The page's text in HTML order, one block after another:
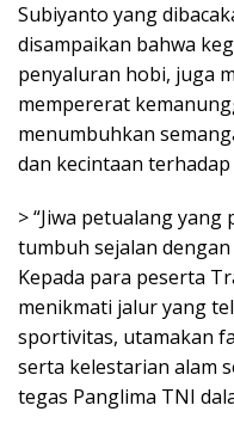
Subiyanto yang
disampaikan bahwa
penyaluran hobi, juga
mempererat
menumbuhkan
dan kecintaan terhadap
> “Jiwa petualang
tumbuh sejalan
Kepada para peserta
menikmati jalur yang
sportivitas, utamakan
serta kelestarian alam
tegas Panglima TNI